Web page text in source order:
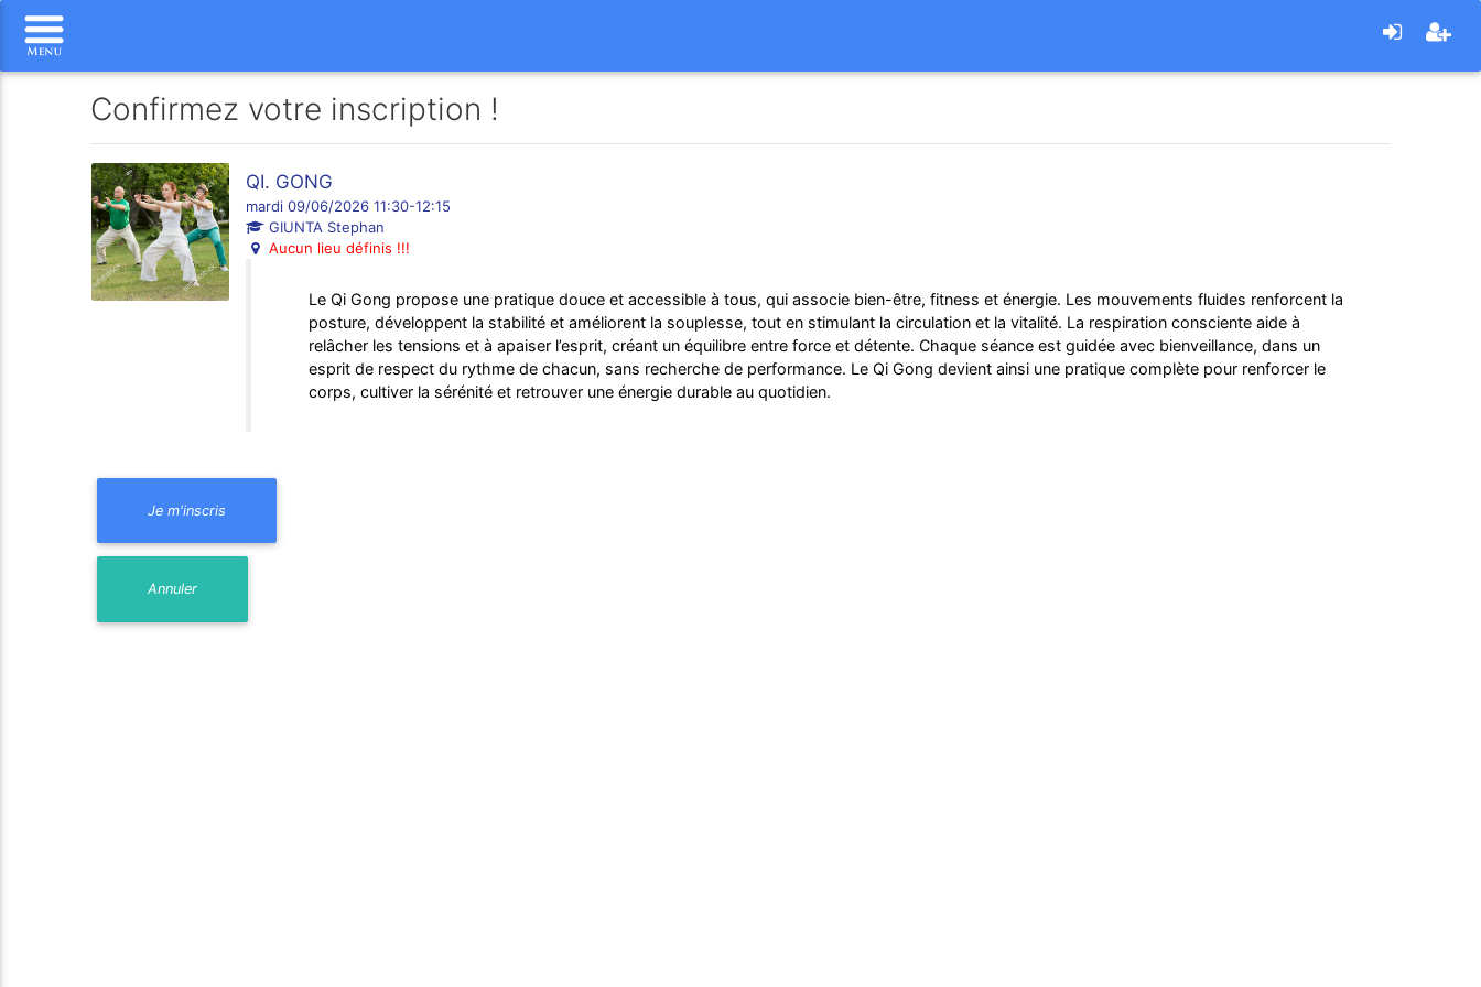
Confirmez votre inscription !
QI. GONG
mardi 09/06/2026 11:30-12:15
GIUNTA Stephan
Aucun lieu définis !!!
Le Qi Gong propose une pratique douce et accessible à tous, qui associe bien-être, fitness et énergie. Les mouvements fluides renforcent la
posture, développent la stabilité et améliorent la souplesse, tout en stimulant la circulation et la vitalité. La respiration consciente aide à
relâcher les tensions et à apaiser l’esprit, créant un équilibre entre force et détente. Chaque séance est guidée avec bienveillance, dans un
esprit de respect du rythme de chacun, sans recherche de performance. Le Qi Gong devient ainsi une pratique complète pour renforcer le
corps, cultiver la sérénité et retrouver une énergie durable au quotidien.